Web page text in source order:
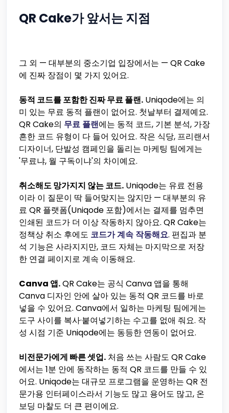
QR Cake가 앞서는 지점
그 외 — 대부분의 중소기업 입장에서는 — QR Cake
에 진짜 장점이 몇 가지 있어요.
동적 코드를 포함한 진짜 무료 플랜. Uniqode에는 의
미 있는 무료 동적 플랜이 없어요. 첫날부터 결제예요.
QR Cake의 무료 플랜에는 동적 코드, 기본 분석, 가장
흔한 코드 유형이 다 들어 있어요. 작은 식당, 프리랜서
디자이너, 단발성 캠페인을 돌리는 마케팅 팀에게는
'무료냐, 월 구독이냐'의 차이예요.
취소해도 망가지지 않는 코드. Uniqode는 유료 전용
이라 이 질문이 딱 들어맞지는 않지만 — 대부분의 유
료 QR 플랫폼(Uniqode 포함)에서는 결제를 멈추면
인쇄된 코드가 더 이상 작동하지 않아요. QR Cake는
정책상 취소 후에도 코드가 계속 작동해요. 편집과 분
석 기능은 사라지지만, 코드 자체는 마지막으로 저장
한 연결 페이지로 계속 이동해요.
Canva 앱.QR Cake는 공식 Canva 앱을 통해
Canva 디자인 안에 살아 있는 동적 QR 코드를 바로
넣을 수 있어요. Canva에서 일하는 마케팅 팀에게는
도구 사이를 복사·붙여넣기하는 수고를 없애 줘요. 작
성 시점 기준 Uniqode에는 동등한 연동이 없어요.
비전문가에게 빠른 셋업. 처음 쓰는 사람도 QR Cake
에서는 1분 안에 동작하는 동적 QR 코드를 만들 수 있
어요. Uniqode는 대규모 프로그램을 운영하는 QR 전
문가용 인터페이스라서 기능도 많고 용어도 많고, 온
보딩 마찰도 더 큰 편이에요.